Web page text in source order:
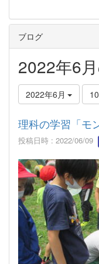
ブログ
2022年6
2022年6月
理科の学習「モ
投稿日時 : 2022/06/09